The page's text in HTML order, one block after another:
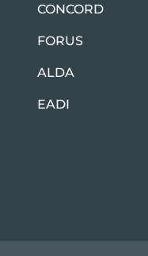
CONCORD
FORUS
ALDA
EADI